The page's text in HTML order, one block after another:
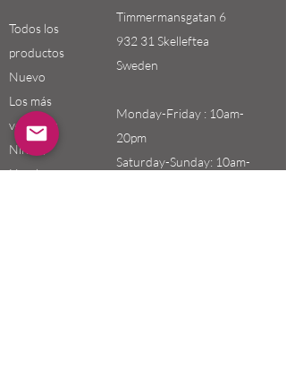
Todos los
productos
Nuevo
Los más
vendidos
Niños /
Hombres
Timmermansgatan 6
932 31 Skelleftea
Sweden
Monday-Friday : 10am-
20pm
Saturday-Sunday: 10am-